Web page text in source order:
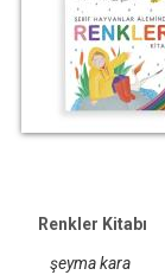
Renkler Kitabı
şeyma kara